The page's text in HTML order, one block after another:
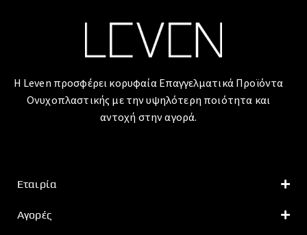
Η Leven προσφέρει κορυφαία Επαγγελματικά Προϊόντα
Ονυχοπλαστικής με την υψηλότερη ποιότητα και
αντοχή στην αγορά.
Εταιρία
Αγορές